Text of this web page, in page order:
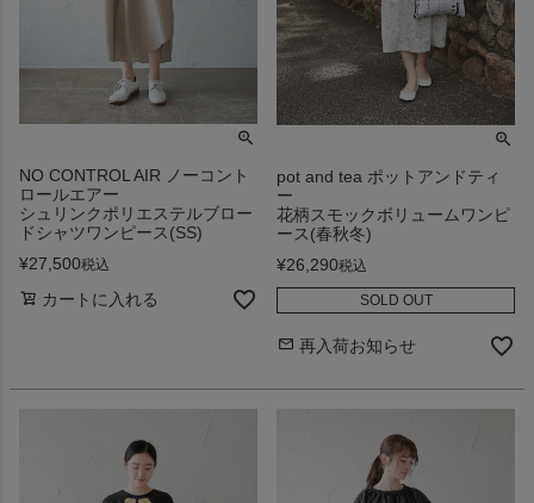
NO CONTROL AIR ノーコント
ロールエアー
シュリンクポリエステルブロー
ドシャツワンピース(SS)
¥27,500税込
カートに入れる
pot and tea ポットアンドティ
ー
花柄スモックボリュームワンピ
ース(春秋冬)
¥26,290税込
SOLD OUT
再入荷お知らせ